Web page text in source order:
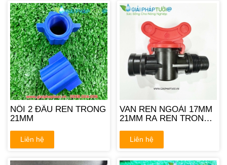
NỐI 2 ĐẦU REN TRONG
21MM
Liên hệ
VAN REN NGOÀI 17MM
21MM RA REN TRONG
Liên hệ